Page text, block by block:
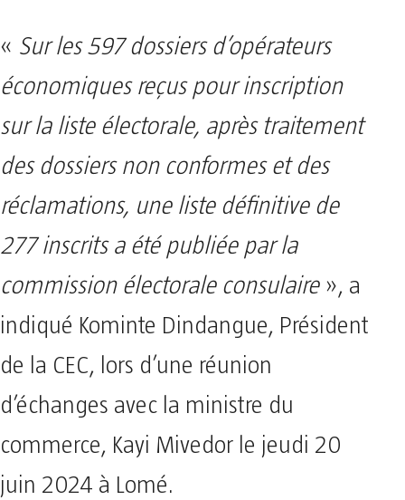
« Sur les 597 dossiers d’opérateurs
économiques reçus pour inscription
sur la liste électorale, après traitement
des dossiers non conformes et des
réclamations, une liste définitive de
277 inscrits a été publiée par la
commission électorale consulaire», a
indiqué Kominte Dindangue, Président
de la CEC, lors d’une réunion
d’échanges avec la ministre du
commerce, Kayi Mivedor le jeudi 20
juin 2024 à Lomé.